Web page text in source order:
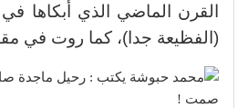
القرن الماضي الذي أبكاها
(الفظيعة جدا)، كما روت في